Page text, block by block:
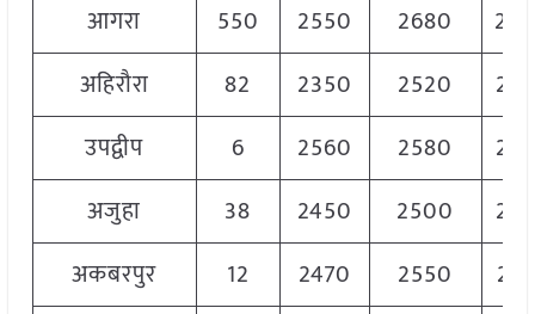
आगरा
550 2550 2680
अहिरौरा
82 2350 2520
उपद्वीप
6 2560 2580
अजुहा
38 2450 2500
अकबरपुर
12 2470 2550